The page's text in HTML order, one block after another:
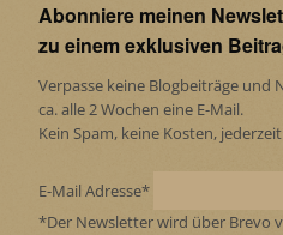
Abonniere meinen
zu einem exklusiven
Verpasse keine Blogbeiträge
ca. alle 2 Wochen eine E-Mail.
Kein Spam, keine Kosten,
E-Mail Adresse*
*Der Newsletter wird über Brevo